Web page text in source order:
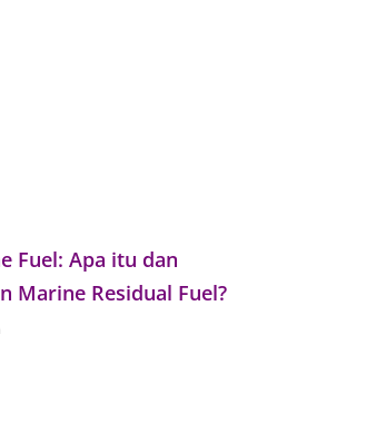
Fuel: Apa itu dan
Marine Residual Fuel?